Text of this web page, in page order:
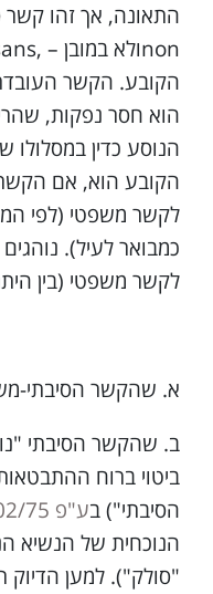
הקובע. הקשר
הוא חסר נפקות,
הנוסע כדין
הקובע הוא, אם
לקשר משפטי (לפי
כמבואר לעיל).
לקשר משפטי (בין
א. שהקשר הסיבתי-
ב. שהקשר הסיבתי
ביטוי ברוח
הסיבתי") בע"פ 402/75
הנוכחית של הנשיא
"סולק"). למען הדיוק